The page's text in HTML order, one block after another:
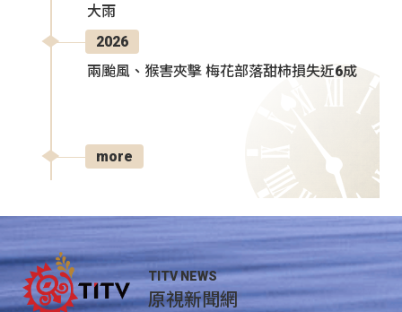
大雨
2026
兩颱風、猴害夾擊 梅花部落甜柿損失近6成
more
TITV NEWS
原視新聞網